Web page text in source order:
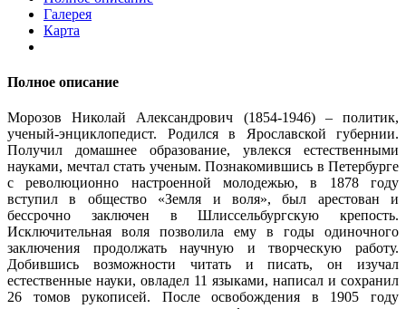
Галерея
Карта
Полное описание
Морозов Николай Александрович (1854-1946) – политик,
ученый-энциклопедист. Родился в Ярославской губернии.
Получил домашнее образование, увлекся естественными
науками, мечтал стать ученым. Познакомившись в Петербурге
с революционно настроенной молодежью, в 1878 году
вступил в общество «Земля и воля», был арестован и
бессрочно заключен в Шлиссельбургскую крепость.
Исключительная воля позволила ему в годы одиночного
заключения продолжать научную и творческую работу.
Добившись возможности читать и писать, он изучал
естественные науки, овладел 11 языками, написал и сохранил
26 томов рукописей. После освобождения в 1905 году